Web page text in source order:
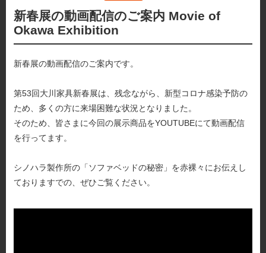
新春展の動画配信のご案内 Movie of
Okawa Exhibition
新春展の動画配信のご案内です。
第53回大川家具新春展は、残念ながら、新型コロナ感染予防の
ため、多くの方に来場困難な状況となりました。
そのため、皆さまに今回の展示商品をYOUTUBEにて動画配信
を行ってます。
シノハラ製作所の「ソファベッドの秘密」を赤裸々にお伝えし
ておりますでの、ぜひご覧ください。